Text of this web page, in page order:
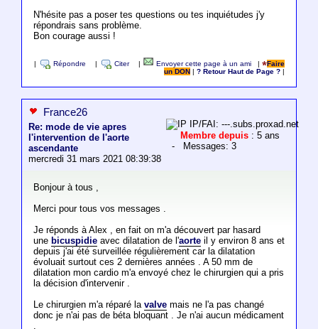
N'hésite pas a poser tes questions ou tes inquiétudes j'y
répondrais sans problème.
Bon courage aussi !
Répondre Citer Envoyer cette page à un ami |
Faire
un DON
|? Retour Haut de Page ?
France26
Re: mode de vie apres
l'intervention de l'aorte
ascendante
mercredi 31 mars 2021 08:39:38
IP/FAI: ---.subs.proxad.net
Membre depuis : 5 ans
- Messages: 3
Bonjour à tous ,
Merci pour tous vos messages .
Je réponds à Alex , en fait on m'a découvert par hasard
une bicuspidieavec dilatation de l'aorteil y environ 8 ans et
depuis j'ai été surveillée régulièrement car la dilatation
évoluait surtout ces 2 dernières années . A 50 mm de
dilatation mon cardio m'a envoyé chez le chirurgien qui a pris
la décision d'intervenir .
Le chirurgien m'a réparé la valvemais ne l'a pas changé
donc je n'ai pas de béta bloquant . Je n'ai aucun médicament
.